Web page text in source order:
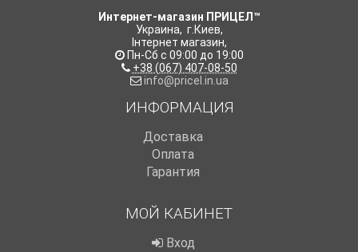
Интернет-магазин ПРИЦЕЛ™
Украина, г.Киев,
Інтернет магазин,
Пн-Сб с 09:00 до 19:00
+38 (067) 407-08-50
info@pricel.in.ua
ИНФОРМАЦИЯ
Доставка
Оплата
Гарантия
МОЙ КАБИНЕТ
Вход